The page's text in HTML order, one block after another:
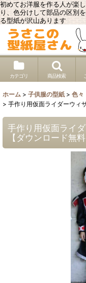
初めてお洋服を作る人が楽
り、色分けして部品の区別
る型紙が沢山あります
カテゴリ 商品検索
ホーム > 子供服の型紙 > 色々
> 手作り用仮面ライダーウィ
手作り用仮面ライ
【ダウンロード無料